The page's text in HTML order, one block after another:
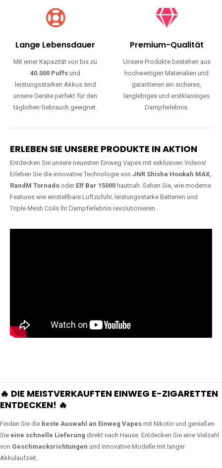
Lange Lebensdauer
Mit einer Kapazität von bis zu
40.000 Puffs und
leistungsstarken Akkus sind
unsere Geräte perfekt für den
täglichen Gebrauch geeignet.
Premium-Qualität
Unsere Produkte bestehen aus
hochwertigen Materialien und
garantieren ein sicheres,
langlebiges und erstklassiges
Dampferlebnis.
ERLEBEN SIE UNSERE PRODUKTE IN AKTION
Entdecken Sie unsere neuesten Einweg Vapes mit exklusiven Videos!
Erleben Sie die innovative Technologie von JNR Shisha Hookah MAX,
RandM Tornado oder Elf Bar 15000 hautnah. Sehen Sie, wie moderne
Features wie einstellbare Luftzufuhr, leistungsstarke Batterien und
Triple Mesh Coils Ihr Dampferlebnis revolutionieren.
🔥 DIE MEISTVERKAUFTEN EINWEG E-ZIGARETTEN
ENTDECKEN! 🔥
Finden Sie die beste Auswahl an Einweg Vapes mit Nikotin und genießen
Sie eine schnelle Lieferung direkt nach Hause. Entdecken Sie eine Vielzahl
von Geschmacksrichtungen und innovative Modelle mit langer
Akkulaufzeit.